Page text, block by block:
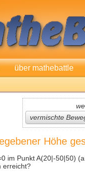
über mathebattle
vermischte
Höhe
im Punkt A(20|-50|50)
erreicht?